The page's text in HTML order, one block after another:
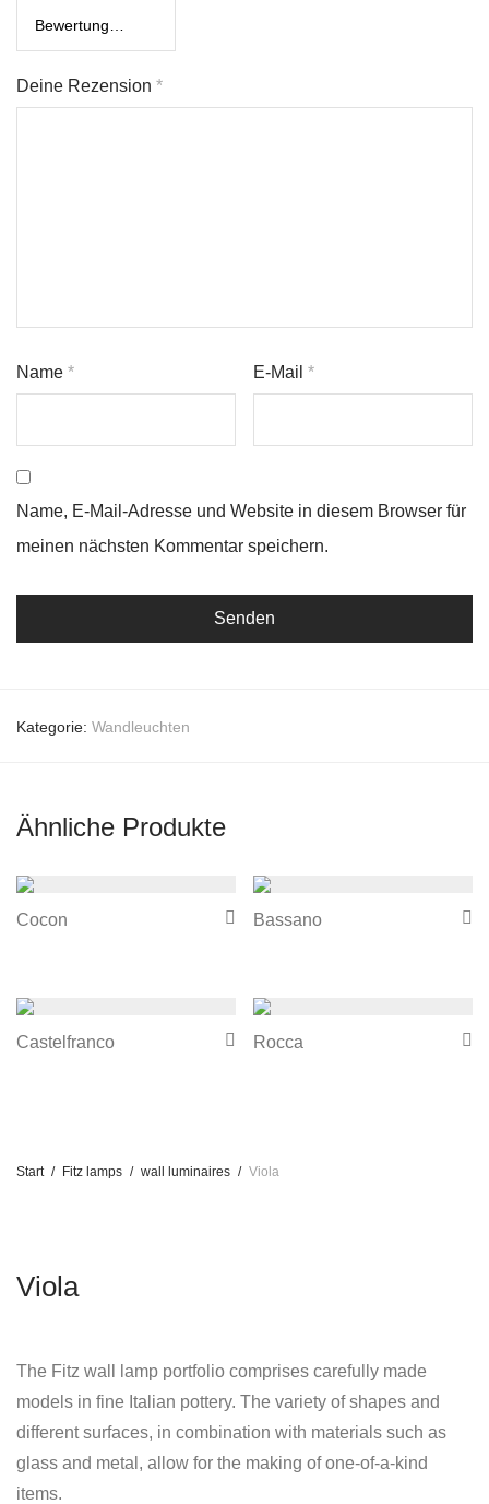
Deine Rezension *
Name * E-Mail*
Name, E-Mail-Adresse und Website in diesem Browser für
meinen nächsten Kommentar speichern.
Kategorie: Wandleuchten
Ähnliche Produkte
Cocon Bassano
Castelfranco Rocca
Start / Fitz lamps / wall luminaires / Viola
Viola
The Fitz wall lamp portfolio comprises carefully made
models in fine Italian pottery. The variety of shapes and
different surfaces, in combination with materials such as
glass and metal, allow for the making of one-of-a-kind
items.